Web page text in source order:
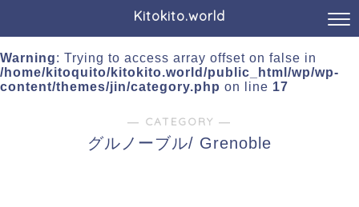
Kitokito.world
Warning: Trying to access array offset on false in
/home/kitoquito/kitokito.world/public_html/wp/wp-
content/themes/jin/category.php on line 17
― CATEGORY ―
グルノーブル/ Grenoble